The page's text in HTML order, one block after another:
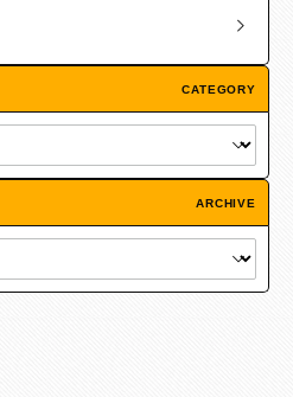
CATEGORY
ARCHIVE